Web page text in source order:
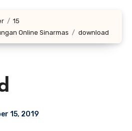
15
Online Sinarmas
download
15, 2019